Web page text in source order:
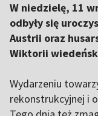
W niedzielę, 11
odbyły się
Austrii oraz
Wiktorii
Wydarzeniu
rekonstrukcyjnej i